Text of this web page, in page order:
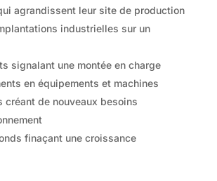
agrandissent leur site de production
industrielles sur un
signalant une montée en charge
en équipements et machines
créant de nouveaux besoins
finaçant une croissance